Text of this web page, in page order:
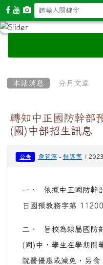
本站消息 分月文章
轉知中正國防幹部
(國)中部招生訊息
公告 詹茗淳- 輔導室 |
一、 依據中正國防幹
日國預教務字第
二、 旨校為隸屬國防
(國)中，學生在學期間
就醫優惠或減免，另食